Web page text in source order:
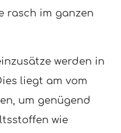
rasch im ganzen
werden in
liegt am vom
um genügend
wie